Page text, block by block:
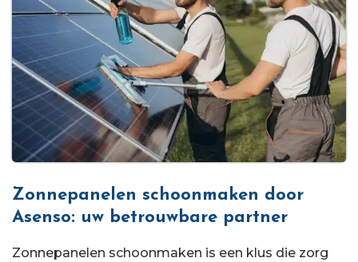
Zonnepanelen schoonmaken door
Asenso: uw betrouwbare partner
Zonnepanelen schoonmaken is een klus die zorg